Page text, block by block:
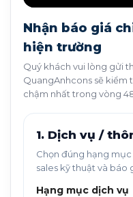
Nhận báo giá
hiện trường
Quý khách vui lòng gửi
QuangAnhcons sẽ kiểm
chậm nhất trong vòng
1. Dịch vụ /
Chọn đúng hạng
sales kỹ thuật và báo
Hạng mục dịch vụ